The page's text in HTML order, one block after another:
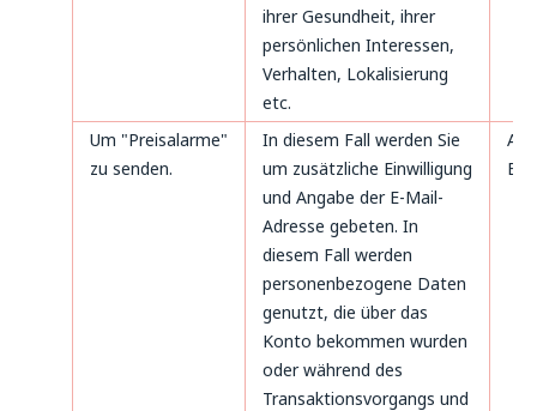
ihrer Gesundheit, ihrer
persönlichen Interessen,
Verhalten, Lokalisierung
etc.
Um "Preisalarme"
zu senden.
In diesem Fall werden Sie
um zusätzliche Einwilligung
und Angabe der E-Mail-
Adresse gebeten. In
diesem Fall werden
personenbezogene Daten
genutzt, die über das
Konto bekommen wurden
oder während des
Transaktionsvorgangs und
B.